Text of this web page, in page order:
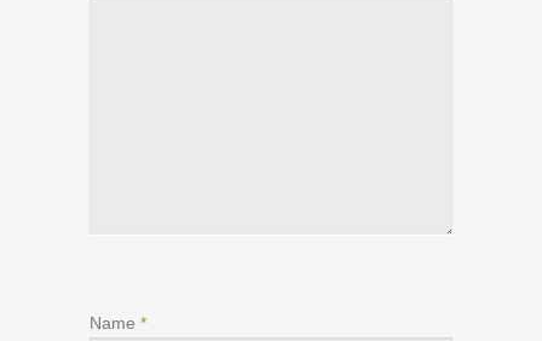
Name *